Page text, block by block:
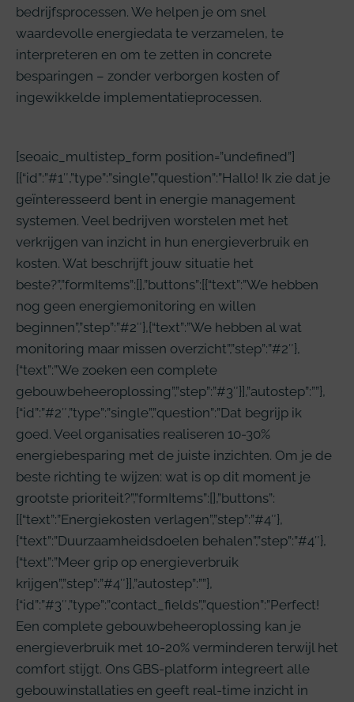
bedrijfsprocessen. We helpen je om snel
waardevolle energiedata te verzamelen, te
interpreteren en om te zetten in concrete
besparingen – zonder verborgen kosten of
ingewikkelde implementatieprocessen.
[seoaic_multistep_form position=”undefined”]
[{“id”:”#1″,”type”:”single”,”question”:”Hallo! Ik zie dat je
geïnteresseerd bent in energie management
systemen. Veel bedrijven worstelen met het
verkrijgen van inzicht in hun energieverbruik en
kosten. Wat beschrijft jouw situatie het
beste?”,”formItems”:[],”buttons”:[{“text”:”We hebben
nog geen energiemonitoring en willen
beginnen”,”step”:”#2″},{“text”:”We hebben al wat
monitoring maar missen overzicht”,”step”:”#2″},
{“text”:”We zoeken een complete
gebouwbeheeroplossing”,”step”:”#3″}],”autostep”:””},
{“id”:”#2″,”type”:”single”,”question”:”Dat begrijp ik
goed. Veel organisaties realiseren 10-30%
energiebesparing met de juiste inzichten. Om je de
beste richting te wijzen: wat is op dit moment je
grootste prioriteit?”,”formItems”:[],”buttons”:
[{“text”:”Energiekosten verlagen”,”step”:”#4″},
{“text”:”Duurzaamheidsdoelen behalen”,”step”:”#4″},
{“text”:”Meer grip op energieverbruik
krijgen”,”step”:”#4″}],”autostep”:””},
{“id”:”#3″,”type”:”contact_fields”,”question”:”Perfect!
Een complete gebouwbeheeroplossing kan je
energieverbruik met 10-20% verminderen terwijl het
comfort stijgt. Ons GBS-platform integreert alle
gebouwinstallaties en geeft real-time inzicht in